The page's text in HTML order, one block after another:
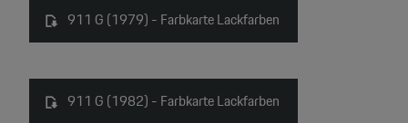
911 G (1979) - Farbkarte Lackfarben
911 G (1982) - Farbkarte Lackfarben